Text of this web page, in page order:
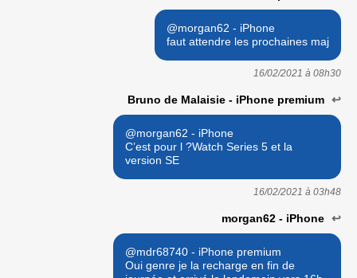
@morgan62 - iPhone
faut attendre les prochaines maj
16/02/2021 à 08h30
Bruno de Malaisie - iPhone premium ↩
@morgan62 - iPhone
C’est pour l ?Watch Series 5 et la
version SE
16/02/2021 à 03h48
morgan62 - iPhone ↩
@mdr68740 - iPhone premium
Oui genre je la recharge en fin de